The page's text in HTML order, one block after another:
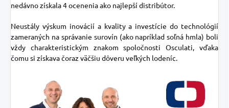
nedávno získala 4 ocenenia ako najlepší distribútor.
Neustály výskum inovácií a kvality a investície do technológií
zameraných na správanie surovín (ako napríklad soľná hmla) boli
vždy charakteristickým znakom spoločnosti Osculati, vďaka
čomu si získava čoraz väčšiu dôveru veľkých lodeníc.